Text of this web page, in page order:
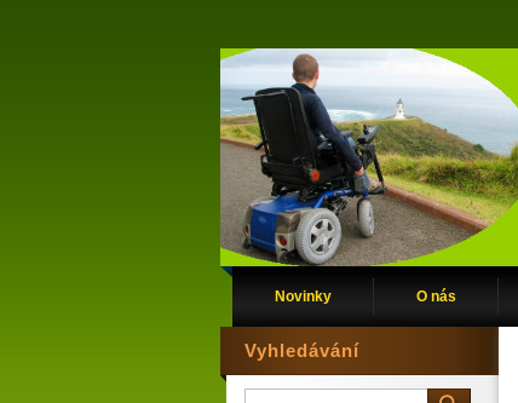
Novinky O nás
Vyhledávání